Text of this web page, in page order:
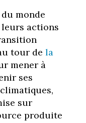
monde
actions
tour de la
mener à
ses
sur
produite